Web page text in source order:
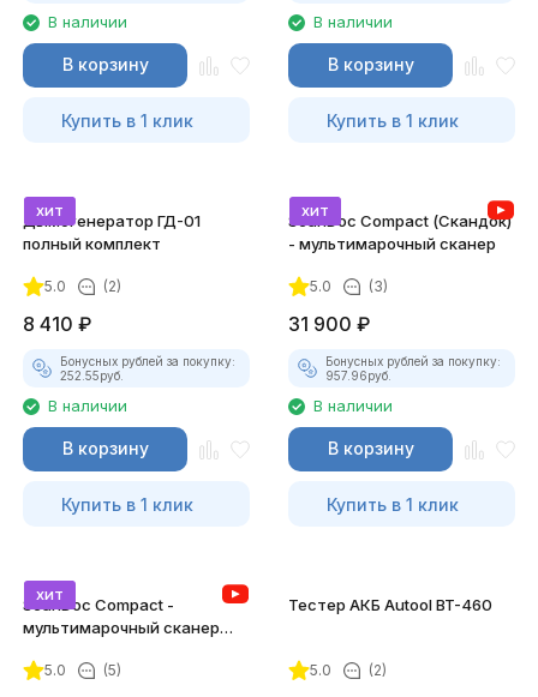
В наличии
В корзину
Купить в 1 клик
В наличии
В корзину
Купить в 1 клик
хит
Дымогенератор ГД-01
полный комплект
5.0 (2)
8 410 ₽
Бонусных рублей за покупку:
252.55руб.
В наличии
В корзину
Купить в 1 клик
хит
ScanDoc Compact (Скандок)
- мультимарочный сканер
5.0 (3)
31 900 ₽
Бонусных рублей за покупку:
957.96руб.
В наличии
В корзину
Купить в 1 клик
хит
ScanDoc Compact -
мультимарочный сканер
5.0 (5)
Тестер АКБ Autool BT-460
5.0 (2)